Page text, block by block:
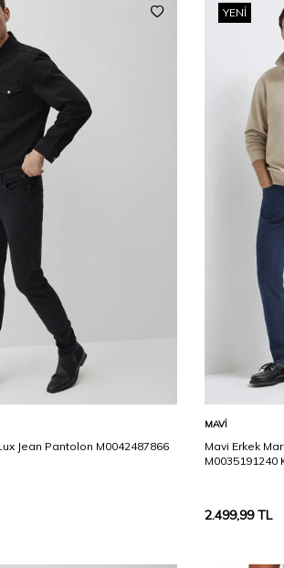
Jean Pantolon M0042487866
YENI
MAVI
Mavi Erkek
M0035191240
2.499,99TL